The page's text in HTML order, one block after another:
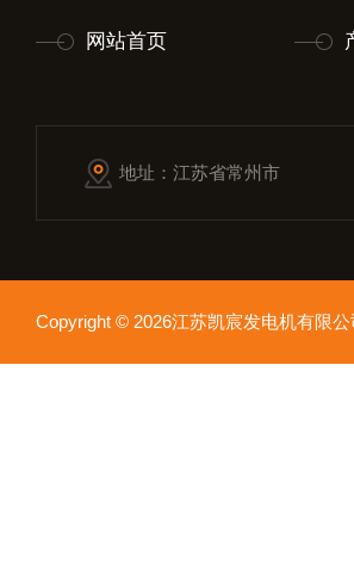
网站首页
地址：江苏省常州市
Copyright © 2026江苏凯宸发电机有限